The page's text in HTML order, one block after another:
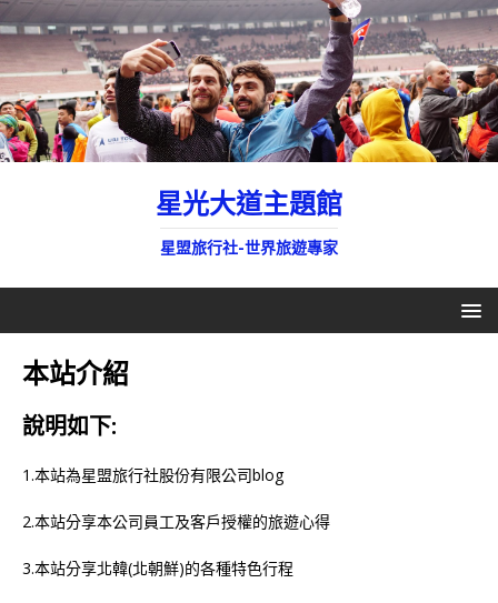
星光大道主題館
星盟旅行社-世界旅遊專家
本站介紹
說明如下:
1.本站為星盟旅行社股份有限公司blog
2.本站分享本公司員工及客戶授權的旅遊心得
3.本站分享北韓(北朝鮮)的各種特色行程